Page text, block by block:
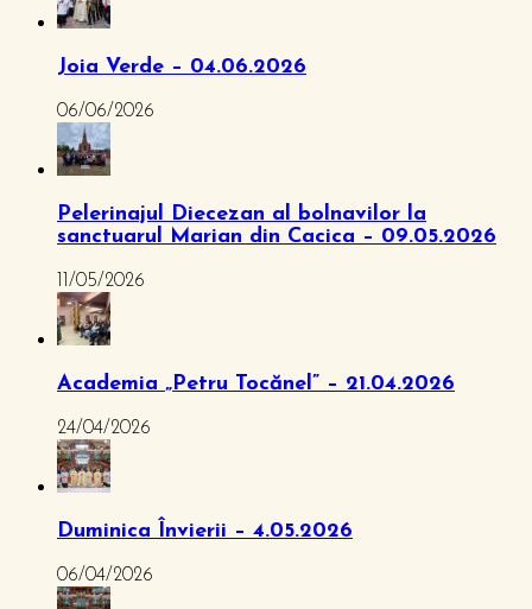
Joia Verde – 04.06.2026
06/06/2026
Pelerinajul Diecezan al bolnavilor la
sanctuarul Marian din Cacica – 09.05.2026
11/05/2026
Academia „Petru Tocănel” – 21.04.2026
24/04/2026
Duminica Învierii – 4.05.2026
06/04/2026